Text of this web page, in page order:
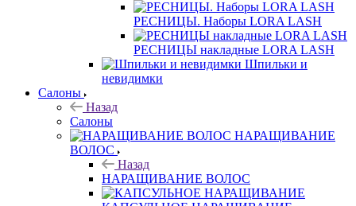
РЕСНИЦЫ. Наборы LORA LASH
РЕСНИЦЫ накладные LORA LASH
Шпильки и
невидимки
Салоны
Назад
Салоны
НАРАЩИВАНИЕ
ВОЛОС
Назад
НАРАЩИВАНИЕ ВОЛОС